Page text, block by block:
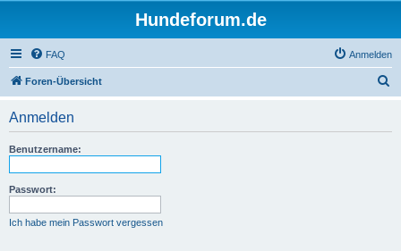
Hundeforum.de
FAQ Anmelden
Foren-Übersicht
Anmelden
Benutzername:
Passwort:
Ich habe mein Passwort vergessen